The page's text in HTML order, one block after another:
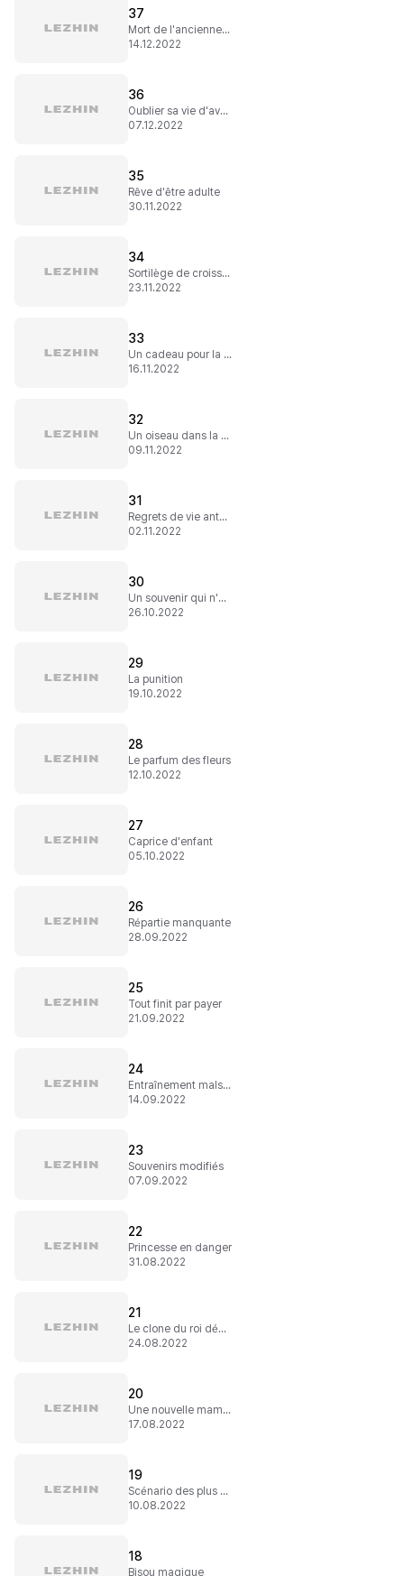
37
Mort de l'ancienne vie
14.12.2022
36
Oublier sa vie d'avant
07.12.2022
35
Rêve d'être adulte
30.11.2022
34
Sortilège de croissance
23.11.2022
33
Un cadeau pour la princesse
16.11.2022
32
Un oiseau dans la verrière
09.11.2022
31
Regrets de vie antérieure
02.11.2022
30
Un souvenir qui n'est pas le mien
26.10.2022
29
La punition
19.10.2022
28
Le parfum des fleurs
12.10.2022
27
Caprice d'enfant
05.10.2022
26
Répartie manquante
28.09.2022
25
Tout finit par payer
21.09.2022
24
Entraînement malsain
14.09.2022
23
Souvenirs modifiés
07.09.2022
22
Princesse en danger
31.08.2022
21
Le clone du roi démon
24.08.2022
20
Une nouvelle maman
17.08.2022
19
Scénario des plus communs
10.08.2022
18
Bisou magique